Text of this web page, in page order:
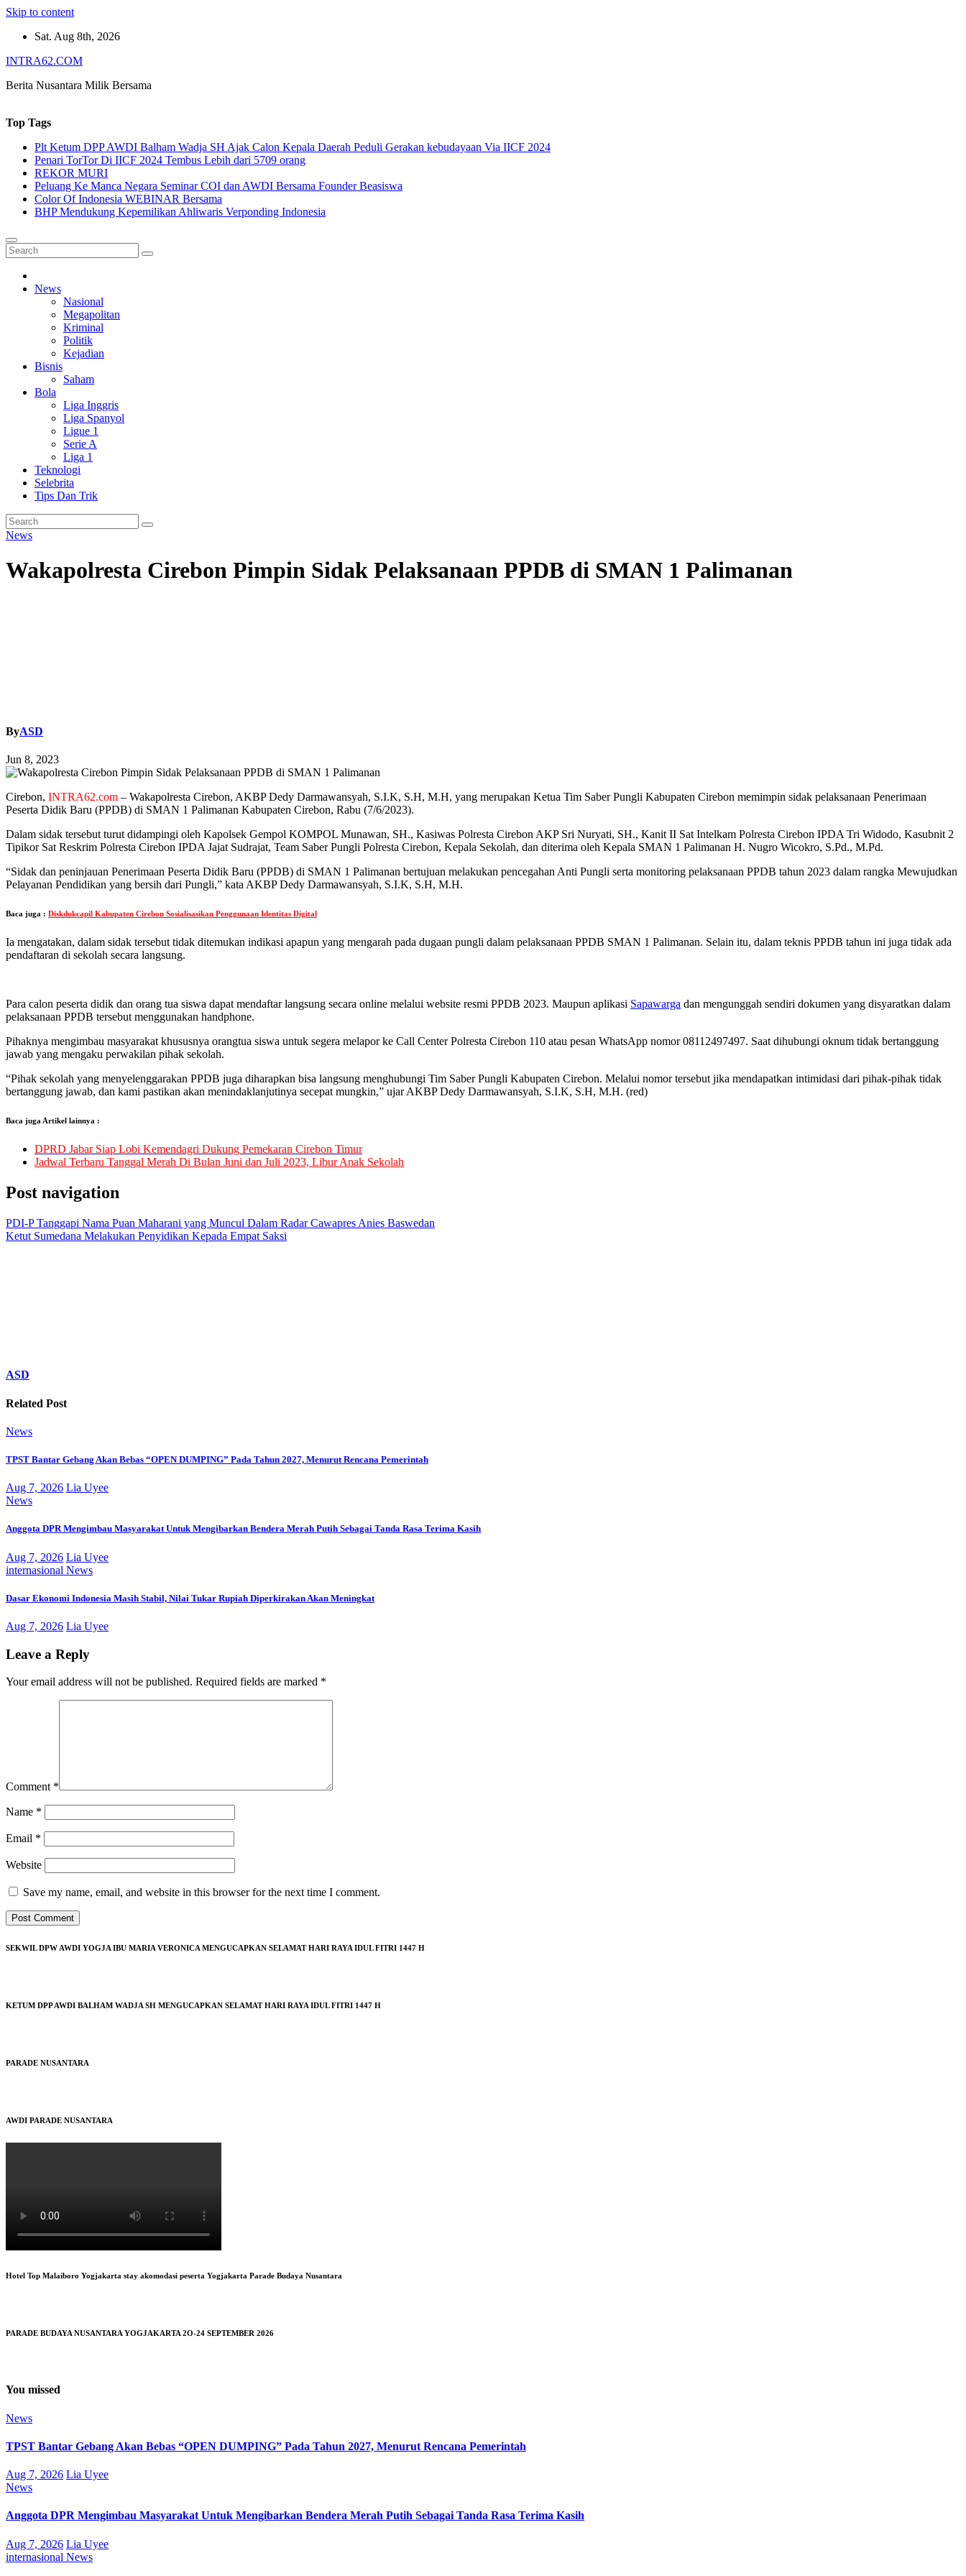
Skip to content
Sat. Aug 8th, 2026
INTRA62.COM
Berita Nusantara Milik Bersama
Top Tags
Plt Ketum DPP AWDI Balham Wadja SH Ajak Calon Kepala Daerah Peduli Gerakan kebudayaan Via IICF 2024
Penari TorTor Di IICF 2024 Tembus Lebih dari 5709 orang
REKOR MURI
Peluang Ke Manca Negara Seminar COI dan AWDI Bersama Founder Beasiswa
Color Of Indonesia WEBINAR Bersama
BHP Mendukung Kepemilikan Ahliwaris Verponding Indonesia
News
Nasional
Megapolitan
Kriminal
Politik
Kejadian
Bisnis
Saham
Bola
Liga Inggris
Liga Spanyol
Ligue 1
Serie A
Liga 1
Teknologi
Selebrita
Tips Dan Trik
News
Wakapolresta Cirebon Pimpin Sidak Pelaksanaan PPDB di SMAN 1 Palimanan
ByASD
Jun 8, 2023
Cirebon, INTRA62.com – Wakapolresta Cirebon, AKBP Dedy Darmawansyah, S.I.K, S.H, M.H, yang merupakan Ketua Tim Saber Pungli Kabupaten Cirebon memimpin sidak pelaksanaan Penerimaan
Peserta Didik Baru (PPDB) di SMAN 1 Palimanan Kabupaten Cirebon, Rabu (7/6/2023).
Dalam sidak tersebut turut didampingi oleh Kapolsek Gempol KOMPOL Munawan, SH., Kasiwas Polresta Cirebon AKP Sri Nuryati, SH., Kanit II Sat Intelkam Polresta Cirebon IPDA Tri Widodo, Kasubnit 2
Tipikor Sat Reskrim Polresta Cirebon IPDA Jajat Sudrajat, Team Saber Pungli Polresta Cirebon, Kepala Sekolah, dan diterima oleh Kepala SMAN 1 Palimanan H. Nugro Wicokro, S.Pd., M.Pd.
“Sidak dan peninjauan Penerimaan Peserta Didik Baru (PPDB) di SMAN 1 Palimanan bertujuan melakukan pencegahan Anti Pungli serta monitoring pelaksanaan PPDB tahun 2023 dalam rangka Mewujudkan
Pelayanan Pendidikan yang bersih dari Pungli,” kata AKBP Dedy Darmawansyah, S.I.K, S.H, M.H.
Baca juga : Diskdukcapil Kabupaten Cirebon Sosialisasikan Penggunaan Identitas Digital
Ia mengatakan, dalam sidak tersebut tidak ditemukan indikasi apapun yang mengarah pada dugaan pungli dalam pelaksanaan PPDB SMAN 1 Palimanan. Selain itu, dalam teknis PPDB tahun ini juga tidak ada
pendaftaran di sekolah secara langsung.
Para calon peserta didik dan orang tua siswa dapat mendaftar langsung secara online melalui website resmi PPDB 2023. Maupun aplikasi Sapawarga dan mengunggah sendiri dokumen yang disyaratkan dalam
pelaksanaan PPDB tersebut menggunakan handphone.
Pihaknya mengimbau masyarakat khususnya orangtua siswa untuk segera melapor ke Call Center Polresta Cirebon 110 atau pesan WhatsApp nomor 08112497497. Saat dihubungi oknum tidak bertanggung
jawab yang mengaku perwakilan pihak sekolah.
“Pihak sekolah yang menyelenggarakan PPDB juga diharapkan bisa langsung menghubungi Tim Saber Pungli Kabupaten Cirebon. Melalui nomor tersebut jika mendapatkan intimidasi dari pihak-pihak tidak
bertanggung jawab, dan kami pastikan akan menindaklanjutinya secepat mungkin,” ujar AKBP Dedy Darmawansyah, S.I.K, S.H, M.H. (red)
Baca juga Artikel lainnya :
DPRD Jabar Siap Lobi Kemendagri Dukung Pemekaran Cirebon Timur
Jadwal Terbaru Tanggal Merah Di Bulan Juni dan Juli 2023, Libur Anak Sekolah
Post navigation
PDI-P Tanggapi Nama Puan Maharani yang Muncul Dalam Radar Cawapres Anies Baswedan
Ketut Sumedana Melakukan Penyidikan Kepada Empat Saksi
ASD
Related Post
News
TPST Bantar Gebang Akan Bebas “OPEN DUMPING” Pada Tahun 2027, Menurut Rencana Pemerintah
Aug 7, 2026 Lia Uyee
News
Anggota DPR Mengimbau Masyarakat Untuk Mengibarkan Bendera Merah Putih Sebagai Tanda Rasa Terima Kasih
Aug 7, 2026 Lia Uyee
internasional News
Dasar Ekonomi Indonesia Masih Stabil, Nilai Tukar Rupiah Diperkirakan Akan Meningkat
Aug 7, 2026 Lia Uyee
Leave a Reply
Your email address will not be published. Required fields are marked *
Comment *
Name *
Email *
Website
Save my name, email, and website in this browser for the next time I comment.
SEKWIL DPW AWDI YOGJA IBU MARIA VERONICA MENGUCAPKAN SELAMAT HARI RAYA IDUL FITRI 1447 H
KETUM DPP AWDI BALHAM WADJA SH MENGUCAPKAN SELAMAT HARI RAYA IDUL FITRI 1447 H
PARADE NUSANTARA
AWDI PARADE NUSANTARA
Hotel Top Malaiboro Yogjakarta stay akomodasi peserta Yogjakarta Parade Budaya Nusantara
PARADE BUDAYA NUSANTARA YOGJAKARTA 2O-24 SEPTEMBER 2026
You missed
News
TPST Bantar Gebang Akan Bebas “OPEN DUMPING” Pada Tahun 2027, Menurut Rencana Pemerintah
Aug 7, 2026 Lia Uyee
News
Anggota DPR Mengimbau Masyarakat Untuk Mengibarkan Bendera Merah Putih Sebagai Tanda Rasa Terima Kasih
Aug 7, 2026 Lia Uyee
internasional News